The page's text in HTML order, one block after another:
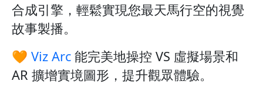
合成引擎，輕鬆實現您最天馬行空的視覺
故事製播。
🧡 Viz Arc 能完美地操控 VS 虛擬場景和
AR 擴增實境圖形，提升觀眾體驗。